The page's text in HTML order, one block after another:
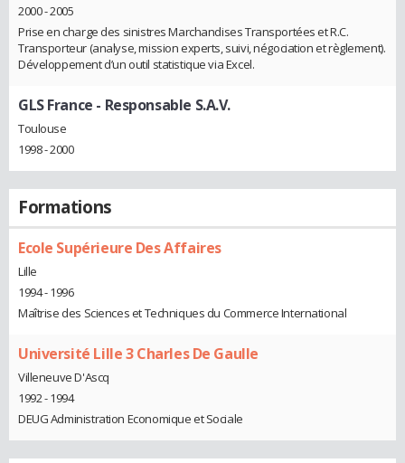
2000 - 2005
Prise en charge des sinistres Marchandises Transportées et R.C.
Transporteur (analyse, mission experts, suivi, négociation et règlement).
Développement d’un outil statistique via Excel.
GLS France - Responsable S.A.V.
Toulouse
1998 - 2000
Formations
Ecole Supérieure Des Affaires
Lille
1994 - 1996
Maîtrise des Sciences et Techniques du Commerce International
Université Lille 3 Charles De Gaulle
Villeneuve D'Ascq
1992 - 1994
DEUG Administration Economique et Sociale